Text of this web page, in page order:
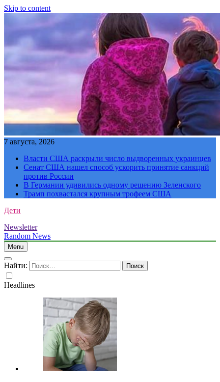
Skip to content
7 августа, 2026
Власти США раскрыли число выдворенных украинцев
Сенат США нашел способ ускорить принятие санкций
против России
В Германии удивились одному решению Зеленского
Трамп похвастался крупным трофеем США
Дети
Newsletter
Random News
Menu
Найти:
Headlines